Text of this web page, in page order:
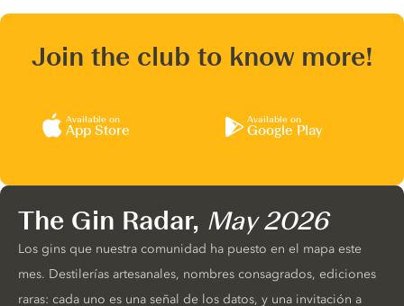
Join the club to know more!
Available on
App Store
Available on
Google Play
The Gin Radar, May 2026
Los gins que nuestra comunidad ha puesto en el mapa este
mes. Destilerías artesanales, nombres consagrados, ediciones
raras: cada uno es una señal de los datos, y una invitación a